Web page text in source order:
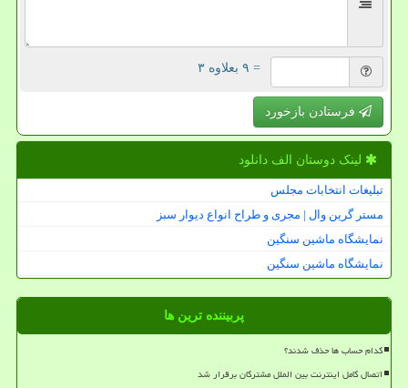
= ۹ بعلاوه ۳
فرستادن بازخورد
لینک دوستان الف دانلود
تبلیغات انتخابات مجلس
مستر گرین وال | مجری و طراح انواع دیوار سبز
نمایشگاه ماشین سنگین
نمایشگاه ماشین سنگین
پربیننده ترین ها
کدام حساب ها حذف شدند؟
اتصال کامل اینترنت بین الملل مشترکان برقرار شد